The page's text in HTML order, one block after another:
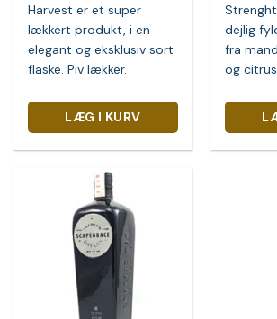
Harvest er et super
lækkert produkt, i en
elegant og eksklusiv sort
flaske. Piv lækker.
LÆG I KURV
dejlig
fra
og